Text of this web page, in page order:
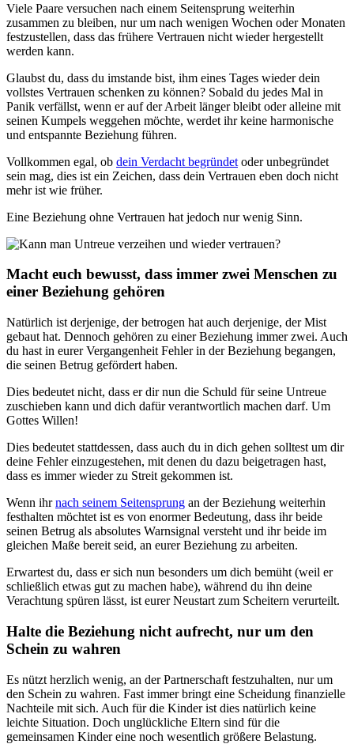
Viele Paare versuchen nach einem Seitensprung weiterhin
zusammen zu bleiben, nur um nach wenigen Wochen oder Monaten
festzustellen, dass das frühere Vertrauen nicht wieder hergestellt
werden kann.
Glaubst du, dass du imstande bist, ihm eines Tages wieder dein
vollstes Vertrauen schenken zu können? Sobald du jedes Mal in
Panik verfällst, wenn er auf der Arbeit länger bleibt oder alleine mit
seinen Kumpels weggehen möchte, werdet ihr keine harmonische
und entspannte Beziehung führen.
Vollkommen egal, ob dein Verdacht begründet oder unbegründet
sein mag, dies ist ein Zeichen, dass dein Vertrauen eben doch nicht
mehr ist wie früher.
Eine Beziehung ohne Vertrauen hat jedoch nur wenig Sinn.
Macht euch bewusst, dass immer zwei Menschen zu
einer Beziehung gehören
Natürlich ist derjenige, der betrogen hat auch derjenige, der Mist
gebaut hat. Dennoch gehören zu einer Beziehung immer zwei. Auch
du hast in eurer Vergangenheit Fehler in der Beziehung begangen,
die seinen Betrug gefördert haben.
Dies bedeutet nicht, dass er dir nun die Schuld für seine Untreue
zuschieben kann und dich dafür verantwortlich machen darf. Um
Gottes Willen!
Dies bedeutet stattdessen, dass auch du in dich gehen solltest um dir
deine Fehler einzugestehen, mit denen du dazu beigetragen hast,
dass es immer wieder zu Streit gekommen ist.
Wenn ihrnach seinem Seitensprung an der Beziehung weiterhin
festhalten möchtet ist es von enormer Bedeutung, dass ihr beide
seinen Betrug als absolutes Warnsignal versteht und ihr beide im
gleichen Maße bereit seid, an eurer Beziehung zu arbeiten.
Erwartest du, dass er sich nun besonders um dich bemüht (weil er
schließlich etwas gut zu machen habe), während du ihn deine
Verachtung spüren lässt, ist eurer Neustart zum Scheitern verurteilt.
Halte die Beziehung nicht aufrecht, nur um den
Schein zu wahren
Es nützt herzlich wenig, an der Partnerschaft festzuhalten, nur um
den Schein zu wahren. Fast immer bringt eine Scheidung finanzielle
Nachteile mit sich. Auch für die Kinder ist dies natürlich keine
leichte Situation. Doch unglückliche Eltern sind für die
gemeinsamen Kinder eine noch wesentlich größere Belastung.